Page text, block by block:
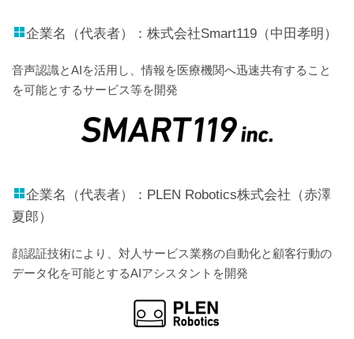
企業名（代表者）：株式会社Smart119（中田孝明）
音声認識とAIを活用し、情報を医療機関へ迅速共有すること
を可能とするサービス等を開発
企業名（代表者）：PLEN Robotics株式会社（赤澤
夏郎）
顔認証技術により、対人サービス業務の自動化と顧客行動の
データ化を可能とするAIアシスタントを開発